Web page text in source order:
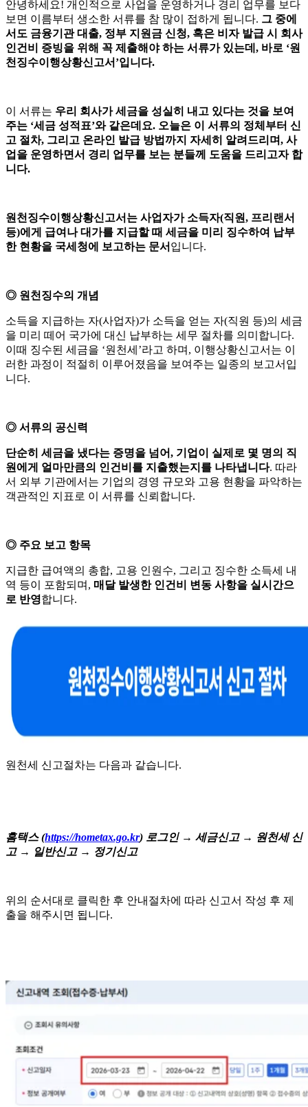
안녕하세요! 개인적으로 사업을 운영하거나 경리 업무를 보다
보면 이름부터 생소한 서류를 참 많이 접하게 됩니다. 그 중에
서도 금융기관 대출, 정부 지원금 신청, 혹은 비자 발급 시 회사
인건비 증빙을 위해 꼭 제출해야 하는 서류가 있는데, 바로 ‘원
천징수이행상황신고서’입니다.
이 서류는 우리 회사가 세금을 성실히 내고 있다는 것을 보여
주는 ‘세금 성적표’와 같은데요. 오늘은 이 서류의 정체부터 신
고 절차, 그리고 온라인 발급 방법까지 자세히 알려드리며, 사
업을 운영하면서 경리 업무를 보는 분들께 도움을 드리고자 합
니다.
원천징수이행상황신고서는 사업자가 소득자(직원, 프리랜서
등)에게 급여나 대가를 지급할 때 세금을 미리 징수하여 납부
한 현황을 국세청에 보고하는 문서 입니다.
◎ 원천징수의 개념
소득을 지급하는 자(사업자)가 소득을 얻는 자(직원 등)의 세금
을 미리 떼어 국가에 대신 납부하는 세무 절차를 의미합니다.
이때 징수된 세금을 ‘원천세’라고 하며, 이행상황신고서는 이
러한 과정이 적절히 이루어졌음을 보여주는 일종의 보고서입
니다.
◎ 서류의 공신력
단순히 세금을 냈다는 증명을 넘어, 기업이 실제로 몇 명의 직
원에게 얼마만큼의 인건비를 지출했는지를 나타냅니다. 따라
서 외부 기관에서는 기업의 경영 규모와 고용 현황을 파악하는
객관적인 지표로 이 서류를 신뢰합니다.
◎ 주요 보고 항목
지급한 급여액의 총합, 고용 인원수, 그리고 징수한 소득세 내
역 등이 포함되며, 매달 발생한 인건비 변동 사항을 실시간으
로 반영합니다.
원천세 신고절차는 다음과 같습니다.
홈택스 (https://hometax.go.kr) 로그인 → 세금신고 → 원천세 신
고 → 일반신고 → 정기신고
위의 순서대로 클릭한 후 안내절차에 따라 신고서 작성 후 제
출을 해주시면 됩니다.